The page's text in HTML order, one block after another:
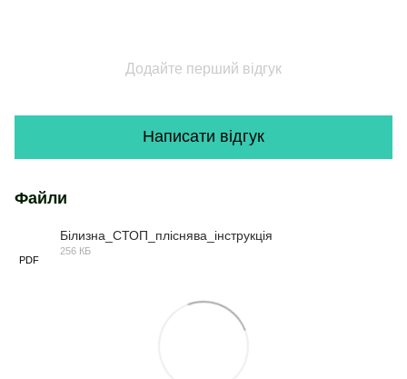
Додайте перший відгук
Написати відгук
Файли
PDF
Білизна_СТОП_пліснява_інструкція
256 КБ